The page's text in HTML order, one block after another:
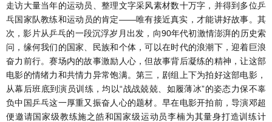
走访大量当年的运动员、整理文字采风素材数十万字，并得到多位乒
乓国家队教练和运动员的肯定——唯有接近真实，才能讲好故事。其
次，影片从乒乓的一段沉浮岁月出发，向90年代初激情澎湃的历史索
问，缘何我们的国家、民族和个体，可以在时代的浪潮下，迎着巨浪
奋力前行。赛场内的故事激励人心，但故事背后凝练的精神，让这部
电影的情绪力和共情力异常饱满。第三，剧组上下为拍好这部电影，
从幕后班底到演员训练，均以“战战兢兢、如履薄冰”的姿态力保不辜
负中国乒乓这一厚重又振奋人心的题材。早在电影开拍前，导演邓超
便邀请国家级教练施之皓和国家级运动员李楠为其量身打造训练计